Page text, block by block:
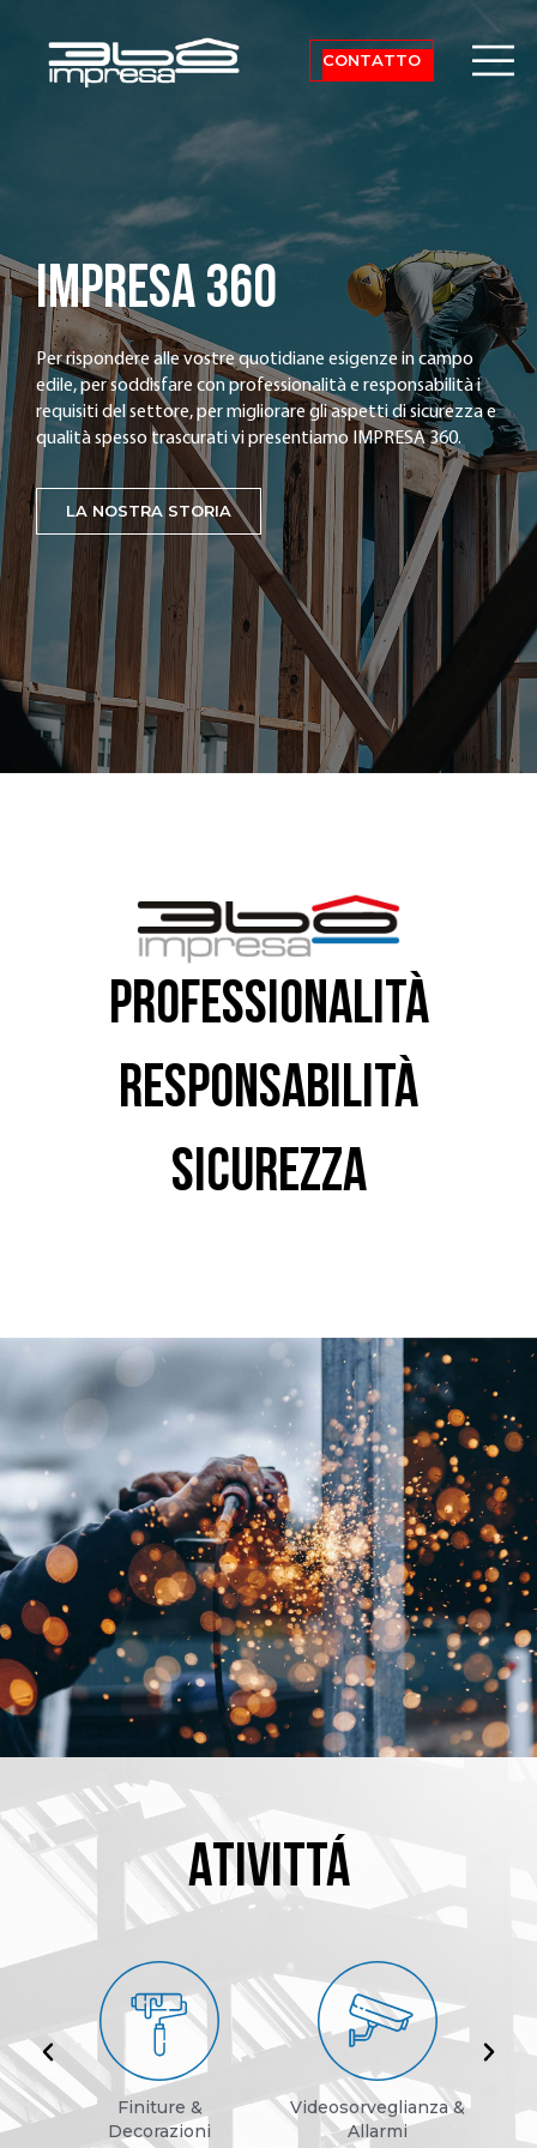
CONTATTO
IMPRESA 360
Per rispondere alle vostre quotidiane esigenze in campo
edile, per soddisfare con professionalità e responsabilità i
requisiti del settore, per migliorare gli aspetti di sicurezza e
qualità spesso trascurati vi presentiamo IMPRESA 360.
LA NOSTRA STORIA
PROFESSIONALITÀ
RESPONSABILITÀ
SICUREZZA
ATIVITTÁ
Finiture &
Decorazioni
Videosorveglianza &
Allarmi